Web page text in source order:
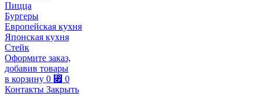
Пицца
Бургеры
Европейская кухня
Японская кухня
Стейк
Оформите заказ,
добавив товары
в корзину 0 ⃏ 0
Контакты Закрыть